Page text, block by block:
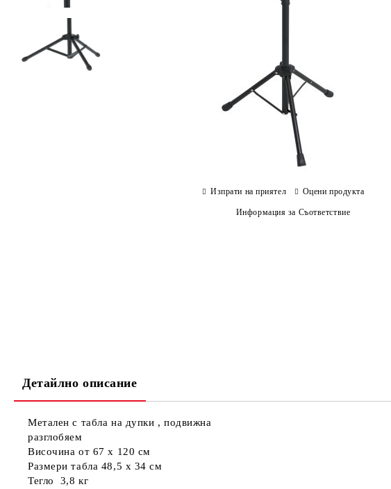
Изпрати на приятел Оцени продукта
Информация за Съответствие
Детайлно описание
Метален с табла на дупки , подвижна
разглобяем
Височина от 67 x 120 см
Размери табла 48,5 x 34 см
Тегло 3,8 кг